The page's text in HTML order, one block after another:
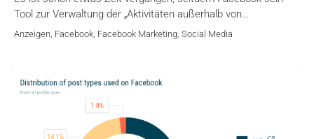
Tool zur Verwaltung der „Aktivitäten außerhalb von…
Anzeigen Facebook Facebook Marketing Social Media